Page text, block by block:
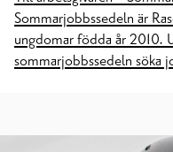
Sommarjobbssedeln är
ungdomar födda år 2010.
sommarjobbssedeln söka